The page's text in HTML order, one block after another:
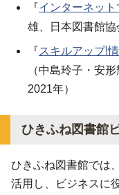
『インターネッ
雄、日本図書館協
『スキルアップ!
（中島玲子・安
2021年）
ひきふね図書館
ひきふね図書館では
活用し、ビジネスに